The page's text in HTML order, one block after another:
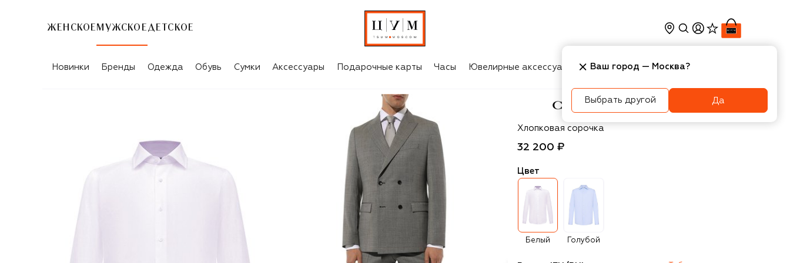
ЖЕНСКОЕ МУЖСКОЕ ДЕТСКОЕ
Новинки Бренды Одежда Обувь Сумки Аксессуары Подарочные карты Часы Ювелирные аксессуары Косметика Интерьер
Canali
Хлопковая сорочка
32 200 ₽
Цвет
Белый Голубой
Ваш город — Москва?
Выбрать другой Да